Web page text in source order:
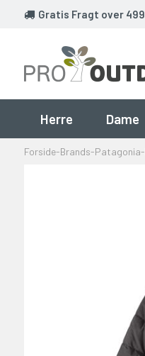
Gratis Fragt over 499
Herre Dame
Forside-Brands-Patagonia-